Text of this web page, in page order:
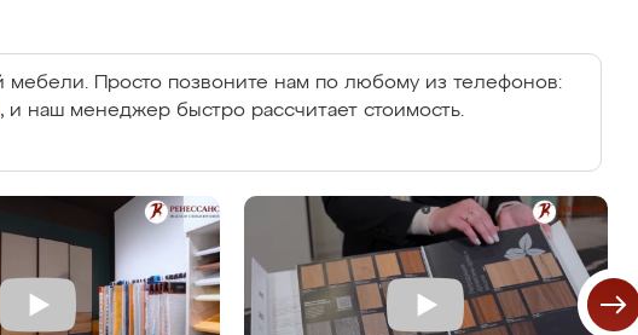
мебели. Просто позвоните нам по любому из телефонов:
, и наш менеджер быстро рассчитает стоимость.